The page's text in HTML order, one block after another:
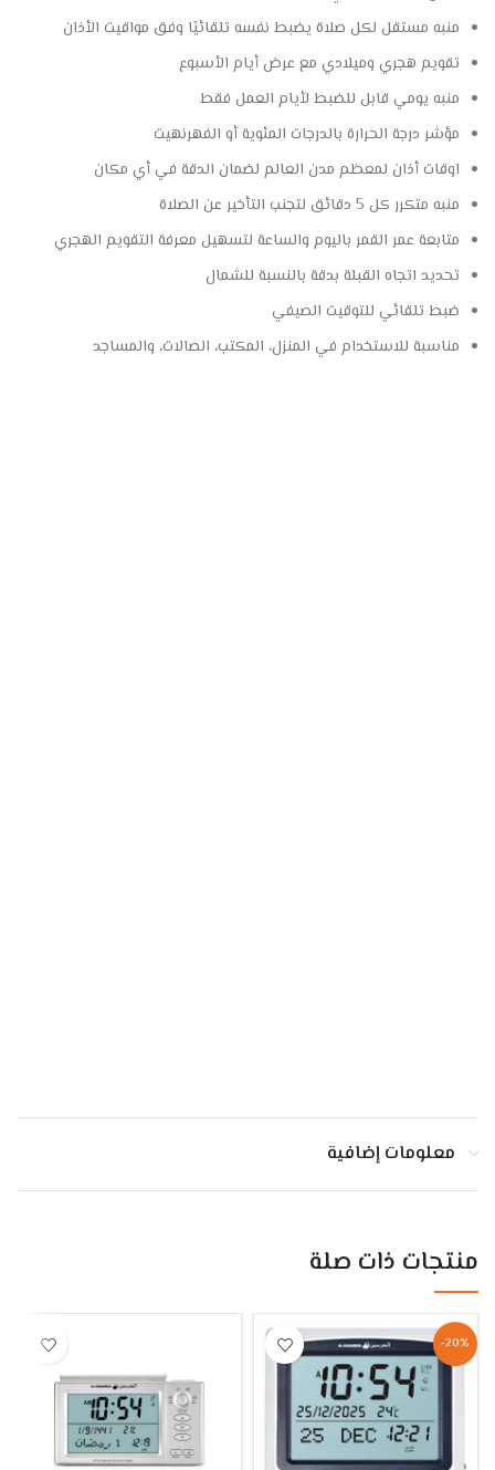
منبه مستقل لكل صلاة يضبط نفسه تلقائيًا وفق مواقيت الأذان
تقويم هجري وميلادي مع عرض أيام الأسبوع
منبه يومي قابل للضبط لأيام العمل فقط
مؤشر درجة الحرارة بالدرجات المئوية أو الفهرنهيت
اوقات أذان لمعظم مدن العالم لضمان الدقة في أي مكان
منبه متكرر كل 5 دقائق لتجنب التأخير عن الصلاة
متابعة عمر القمر باليوم والساعة لتسهيل معرفة التقويم الهجري
تحديد اتجاه القبلة بدقة بالنسبة للشمال
ضبط تلقائي للتوقيت الصيفي
مناسبة للاستخدام في المنزل، المكتب، الصالات، والمساجد
معلومات إضافية
منتجات ذات صلة
-20%